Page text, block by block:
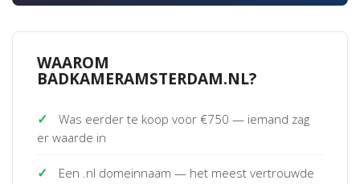
WAAROM
BADKAMERAMSTERDAM.NL?
✓
Was eerder te koop voor €750 — iemand zag
er waarde in
✓
Een .nl domeinnaam — het meest vertrouwde